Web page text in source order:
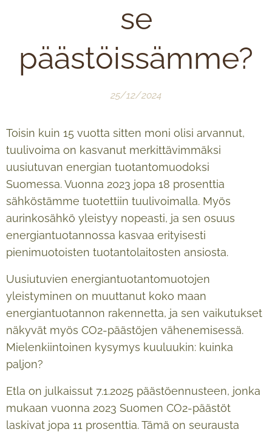
se
päästöissämme?
25/12/2024
Toisin kuin 15 vuotta sitten moni olisi arvannut,
tuulivoima on kasvanut merkittävimmäksi
uusiutuvan energian tuotantomuodoksi
Suomessa. Vuonna 2023 jopa 18 prosenttia
sähköstämme tuotettiin tuulivoimalla. Myös
aurinkosähkö yleistyy nopeasti, ja sen osuus
energiantuotannossa kasvaa erityisesti
pienimuotoisten tuotantolaitosten ansiosta.
Uusiutuvien energiantuotantomuotojen
yleistyminen on muuttanut koko maan
energiantuotannon rakennetta, ja sen vaikutukset
näkyvät myös CO2-päästöjen vähenemisessä.
Mielenkiintoinen kysymys kuuluukin: kuinka
paljon?
Etla on julkaissut 7.1.2025 päästöennusteen, jonka
mukaan vuonna 2023 Suomen CO2-päästöt
laskivat jopa 11 prosenttia. Tämä on seurausta